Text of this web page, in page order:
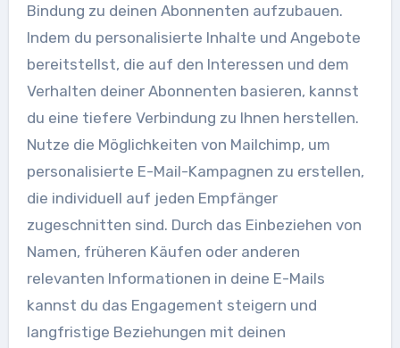
Bindung zu deinen Abonnenten aufzubauen.
Indem du personalisierte Inhalte und Angebote
bereitstellst, die auf den Interessen und dem
Verhalten deiner Abonnenten basieren, kannst
du eine tiefere Verbindung zu Ihnen herstellen.
Nutze die Möglichkeiten von Mailchimp, um
personalisierte E-Mail-Kampagnen zu erstellen,
die individuell auf jeden Empfänger
zugeschnitten sind. Durch das Einbeziehen von
Namen, früheren Käufen oder anderen
relevanten Informationen in deine E-Mails
kannst du das Engagement steigern und
langfristige Beziehungen mit deinen